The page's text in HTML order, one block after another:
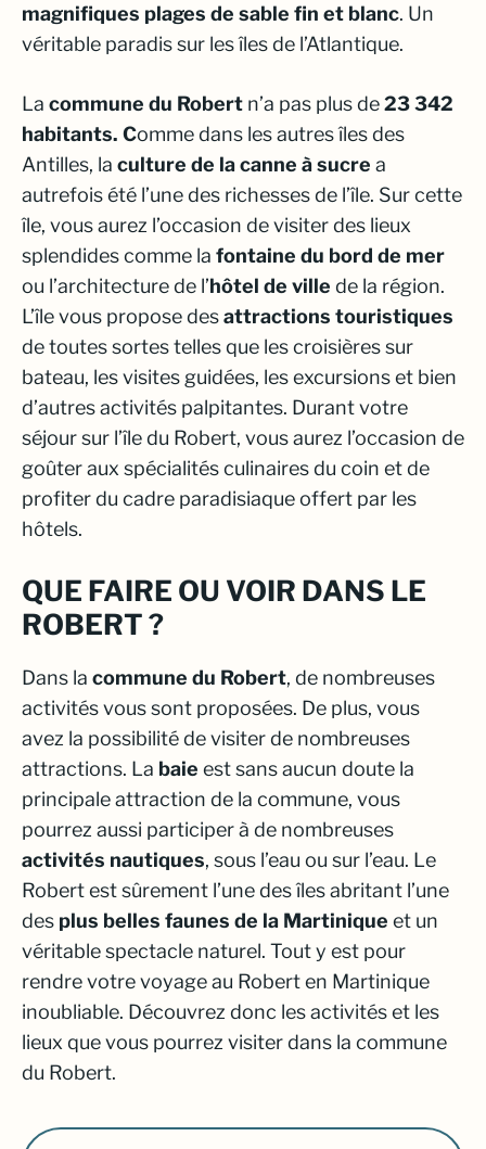
magnifiques plages de sable fin et blanc. Un
véritable paradis sur lesîles de l’Atlantique.
La commune du Robert n’a pas plus de23 342
habitants. Comme dans les autres îles des
Antilles, la culture de la canne à sucre a
autrefois été l’une des richesses de l’île. Sur cette
île, vous aurez l’occasion de visiter des lieux
splendides comme la fontaine du bord de mer
ou l’architecture de l’hôtel de ville de la région.
L’île vous propose desattractions touristiques
de toutes sortes telles que lescroisières sur
bateau, les visites guidées, les excursions et bien
d’autres activités palpitantes. Durant votre
séjour sur l’île du Robert, vous aurez l’occasion de
goûter aux spécialités culinaires du coin et de
profiter du cadre paradisiaqueoffert par les
hôtels.
QUE FAIRE OU VOIR DANS LE
ROBERT ?
Dans la commune du Robert, de nombreuses
activités vous sont proposées. De plus, vous
avez la possibilité de visiter de nombreuses
attractions. La baie est sans aucun doute la
principale attraction de la commune, vous
pourrez aussi participer à de nombreuses
activités nautiques, sous l’eau ou sur l’eau. Le
Robert est sûrement l’une des îles abritant l’une
des plus belles faunes de la Martinique et un
véritable spectacle naturel. Tout y est pour
rendre votre voyage au Robert en Martinique
inoubliable. Découvrez donc les activités et les
lieux que vous pourrez visiter dans la commune
du Robert.